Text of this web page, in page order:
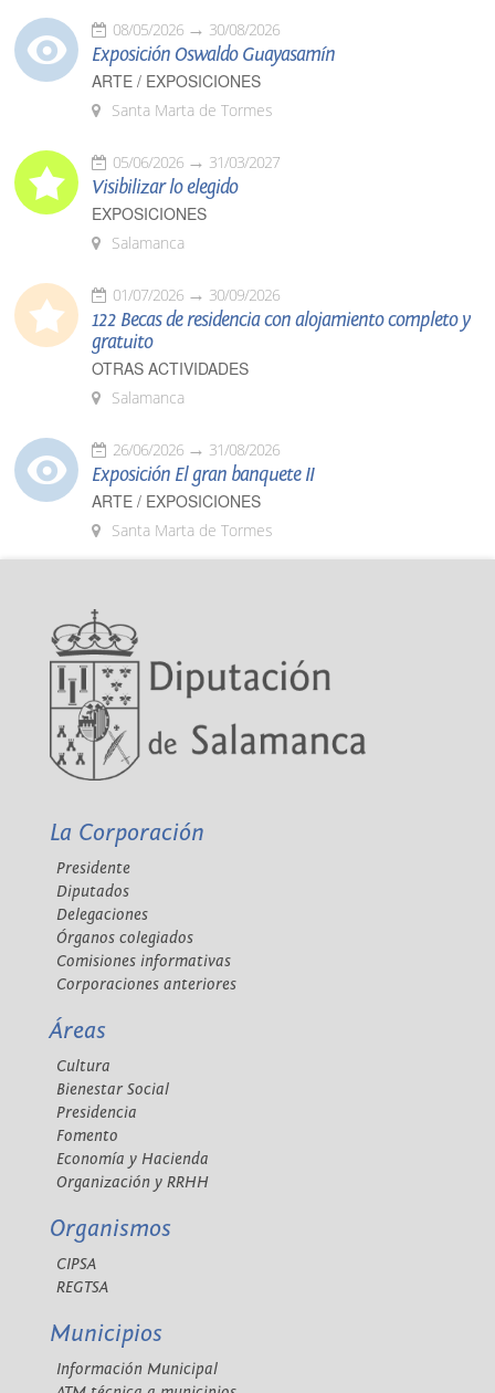
08/05/2026 30/08/2026
Exposición Oswaldo Guayasamín
ARTE / EXPOSICIONES
Santa Marta de Tormes
05/06/2026 31/03/2027
Visibilizar lo elegido
EXPOSICIONES
Salamanca
01/07/2026 30/09/2026
122 Becas de residencia con alojamiento completo y
gratuito
OTRAS ACTIVIDADES
Salamanca
26/06/2026 31/08/2026
Exposición El gran banquete II
ARTE / EXPOSICIONES
Santa Marta de Tormes
La Corporación
Presidente
Diputados
Delegaciones
Órganos colegiados
Comisiones informativas
Corporaciones anteriores
Áreas
Cultura
Bienestar Social
Presidencia
Fomento
Economía y Hacienda
Organización y RRHH
Organismos
CIPSA
REGTSA
Municipios
Información Municipal